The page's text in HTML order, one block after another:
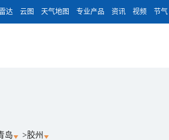
雷达 云图 天气地图 专业产品 资讯 视频 节气
岛 >胶州